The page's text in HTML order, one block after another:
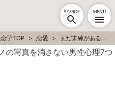
SEARCH MENU
恋学TOP 恋愛 まだ未練があるの…？ 元カノの写真を消さない男性心理7つ